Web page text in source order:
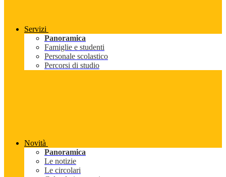
Servizi
Panoramica
Famiglie e studenti
Personale scolastico
Percorsi di studio
Novità
Panoramica
Le notizie
Le circolari